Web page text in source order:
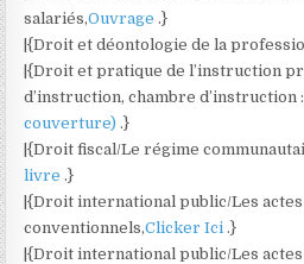
salariés,Ouvrage.}
|{Droit et déontologie de la
|{Droit et pratique de l’instruction
d’instruction, chambre d’instruction
couverture).}
|{Droit fiscal/Le régime
livre.}
|{Droit international public/Les
conventionnels,Clicker Ici.}
|{Droit international public/Les